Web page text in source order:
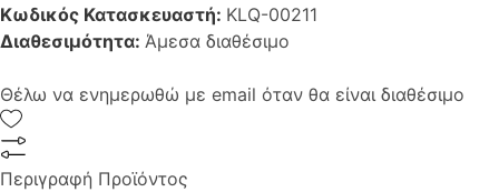
Κωδικός Κατασκευαστή: KLQ-00211
Διαθεσιμότητα: Άμεσα διαθέσιμο
Θέλω να ενημερωθώ με email όταν θα είναι διαθέσιμο
Περιγραφή Προϊόντος